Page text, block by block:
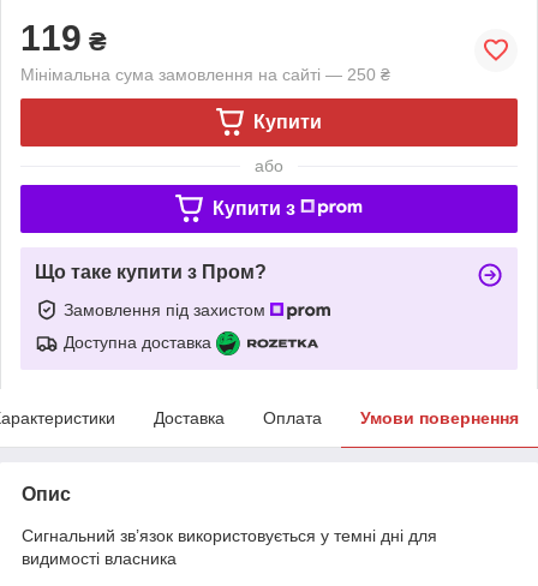
119 ₴
Мінімальна сума замовлення на сайті — 250 ₴
Купити
або
Купити з
Що таке купити з Пром?
Замовлення під захистом
Доступна доставка
Доставка Оплата Умови повернення
Опис
Сигнальний зв’язок використовується у темні дні для
видимості власника